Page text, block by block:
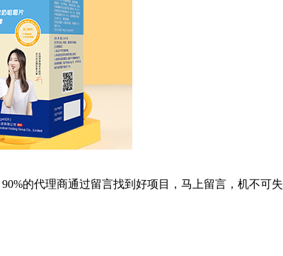
90%的代理商通过留言找到好项目，马上留言，机不可失